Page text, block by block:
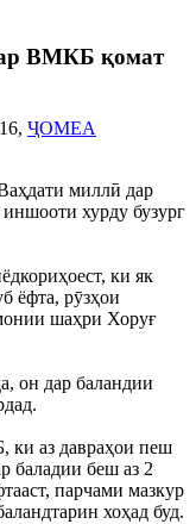
ВМКБ қомат
ҶОМЕА
миллӣ дар
хурду бузург
ки як
ёфта, рӯзҳои
шаҳри Хоруғ
он дар баландии
аз давраҳои пеш
баладии беш аз 2
парчами мазкур
хоҳад буд.